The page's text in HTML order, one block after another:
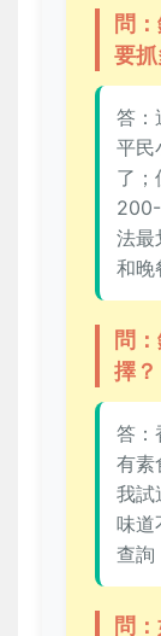
問
要抓
答：
平民
了；
法最
和晚
問
擇？
答：
有素
我試
味道
查詢
問